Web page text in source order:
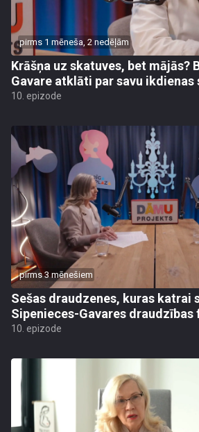
pirms 1 mēneša, 2 nedēļām
Krāšņa uz skatuves, bet mājās?
Gavare atklāti par savu ikdienas
10. epizode
pirms 3 mēnešiem
Sešas draudzenes, kuras katrai
Sipenieces-Gavares draudzības
10. epizode